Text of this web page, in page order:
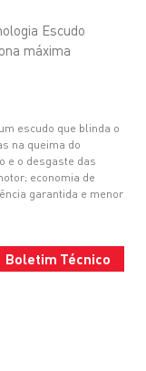
Escudo
máxima
escudo que blinda o
na queima do
e o desgaste das
economia de
garantida e menor
Boletim Técnico